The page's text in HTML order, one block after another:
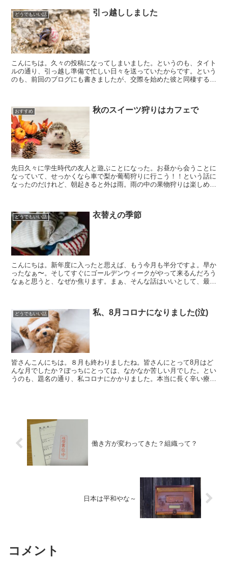
どうでもいい話 引っ越ししました
こんにちは。久々の投稿になってしまいました。というのも、タイト
ルの通り、引っ越し準備で忙しい日々を送っていたからです。という
のも、前回のブログにも書きましたが、交際を始めた彼と同棲するこ
おすすめ 秋のスイーツ狩りはカフェで
先日久々に学生時代の友人と遊ぶことになった。お昼から会うことに
なっていて、せっかくなら車で梨か葡萄狩りに行こう！！という話に
なったのだけれど、朝起きると外は雨。雨の中の果物狩りは楽しめな
どうでもいい話 衣替えの季節
こんにちは。新年度に入ったと思えば、もう今月も半分ですよ。早か
ったなぁ〜。そしてすぐにゴールデンウィークがやって来るんだろう
なぁと思うと、なぜか焦ります。まぁ、そんな話はいいとして、最近
どうでもいい話 私、8月コロナになりました(泣)
皆さんこんにちは。８月も終わりましたね。皆さんにとって8月はど
んな月でしたか？ぽっちにとっては、なかなか苦しい月でした。とい
うのも、題名の通り、私コロナにかかりました。本当に長く辛い療養
働き方が変わってきた？組織って？
日本は平和やな～
コメント